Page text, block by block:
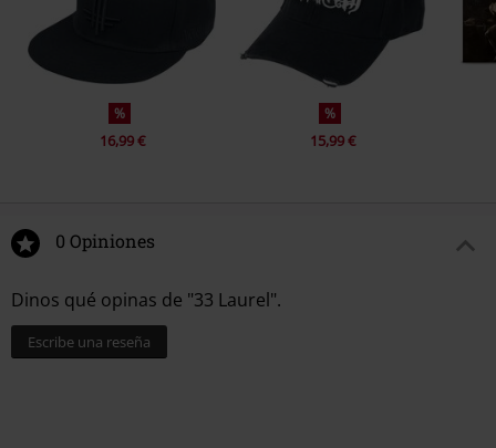
%
16,99 €
%
15,99 €
0 Opiniones
Dinos qué opinas de "33 Laurel".
Escribe una reseña